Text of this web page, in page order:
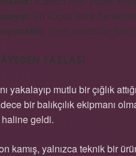
En küçük balık
Hem amatörler hem
FAZLASI
yakalayıp mutlu bir çığlık
bir balıkçılık ekipmanı
geldi.
kamış, yalnızca teknik bir